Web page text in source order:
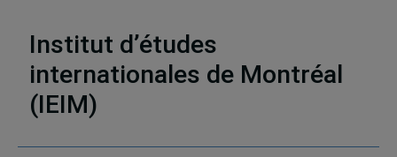
Institut d’études
internationales de Montréal
(IEIM)